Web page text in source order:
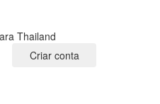
Thailand
Criar conta